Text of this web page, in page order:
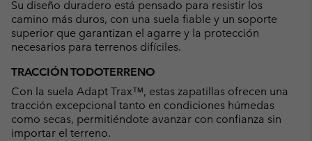
Su diseño duradero está pensado para resistir los
camino más duros, con una suela fiable y un soporte
superior que garantizan el agarre y la protección
necesarios para terrenos difíciles.
TRACCIÓN TODOTERRENO
Con la suela Adapt Trax™, estas zapatillas ofrecen una
tracción excepcional tanto en condiciones húmedas
como secas, permitiéndote avanzar con confianza sin
importar el terreno.